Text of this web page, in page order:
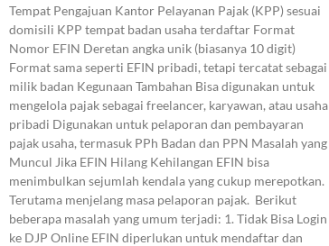
Tempat Pengajuan Kantor Pelayanan Pajak (KPP) sesuai
domisili KPP tempat badan usaha terdaftar Format
Nomor EFIN Deretan angka unik (biasanya 10 digit)
Format sama seperti EFIN pribadi, tetapi tercatat sebagai
milik badan Kegunaan Tambahan Bisa digunakan untuk
mengelola pajak sebagai freelancer, karyawan, atau usaha
pribadi Digunakan untuk pelaporan dan pembayaran
pajak usaha, termasuk PPh Badan dan PPN Masalah yang
Muncul Jika EFIN Hilang Kehilangan EFIN bisa
menimbulkan sejumlah kendala yang cukup merepotkan.
Terutama menjelang masa pelaporan pajak. Berikut
beberapa masalah yang umum terjadi: 1. Tidak Bisa Login
ke DJP Online EFIN diperlukan untuk mendaftar dan